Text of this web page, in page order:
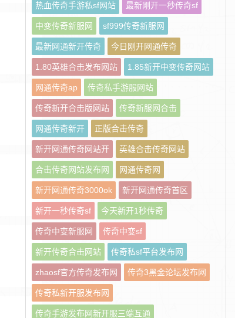
热血传奇手游私sf网站 最新刚开一秒传奇sf
中变传奇新服网 sf999传奇新服网
最新网通新开传奇 今日刚开网通传奇
1.80英雄合击发布网站 1.85新开中变传奇网站
网通传奇ap 传奇私手游服网站
传奇新开合击版网站 传奇新服网合击
网通传奇新开 正版合击传奇
新开网通传奇网站开 英雄合击传奇网站
合击传奇网站发布网 网通传奇网
新开网通传奇3000ok 新开网通传奇首区
新开一秒传奇sf 今天新开1秒传奇
传奇中变新服网 传奇中变sf
新开传奇合击网站 传奇私sf平台发布网
zhaosf官方传奇发布网 传奇3黑金论坛发布网
传奇私新开服发布网
传奇手游发布网新开服三端互通